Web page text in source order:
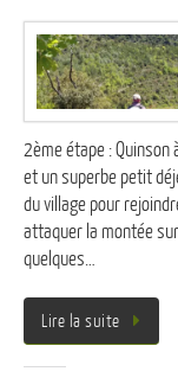
2ème étape :
et un superbe petit
du village pour
attaquer la montée
quelques…
Lire la suite